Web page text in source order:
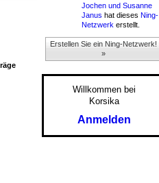
Jochen und Susanne
Janus hat dieses Ning-
Netzwerk erstellt.
Erstellen Sie ein Ning-Netzwerk!
»
Willkommen bei
Korsika
Anmelden